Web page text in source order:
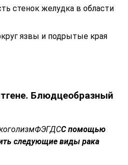
стенок желудка в области
язвы и подрытые края
Блюдцеобразный
ФЭГДСС помощью
следующие виды рака